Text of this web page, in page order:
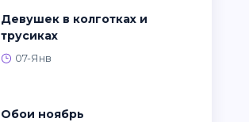
Девушек в колготках и
трусиках
07-Янв
Обои ноябрь